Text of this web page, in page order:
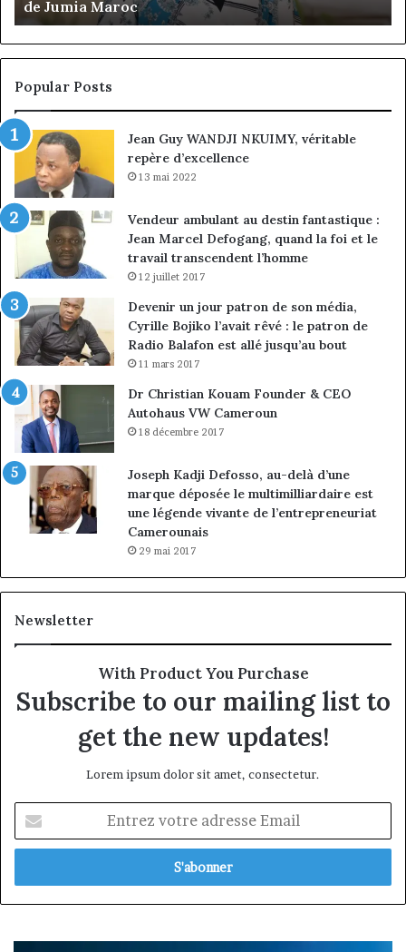
de Jumia Maroc
Popular Posts
Jean Guy WANDJI NKUIMY, véritable
repère d’excellence
13 mai 2022
Vendeur ambulant au destin fantastique :
Jean Marcel Defogang, quand la foi et le
travail transcendent l’homme
12 juillet 2017
Devenir un jour patron de son média,
Cyrille Bojiko l’avait rêvé : le patron de
Radio Balafon est allé jusqu’au bout
11 mars 2017
Dr Christian Kouam Founder & CEO
Autohaus VW Cameroun
18 décembre 2017
Joseph Kadji Defosso, au-delà d’une
marque déposée le multimilliardaire est
une légende vivante de l’entrepreneuriat
Camerounais
29 mai 2017
Newsletter
With Product You Purchase
Subscribe to our mailing list to
get the new updates!
Lorem ipsum dolor sit amet, consectetur.
votre
adresse